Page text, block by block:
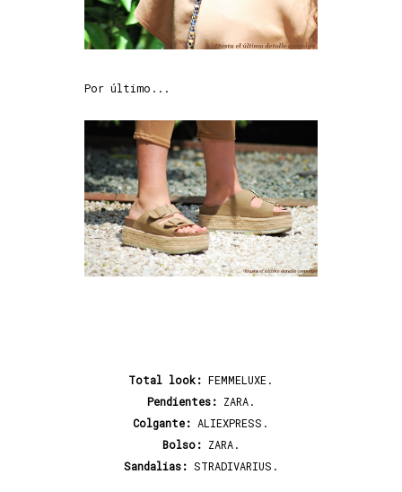
Por último...
Total look:FEMMELUXE.
Pendientes: ZARA.
Colgante: ALIEXPRESS.
Bolso: ZARA.
Sandalias: STRADIVARIUS.